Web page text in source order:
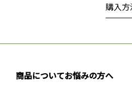
購入
商品についてお悩みの方へ